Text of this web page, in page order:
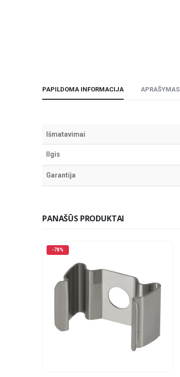
PAPILDOMA INFORMACIJA APRAŠYMAS
Išmatavimai
Ilgis
Garantija
PANAŠŪS PRODUKTAI
-78%